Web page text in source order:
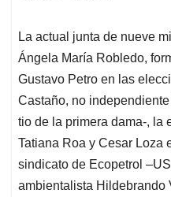
La actual junta de nueve
Ángela María Robledo,
Gustavo Petro en las
Castaño, no
tio de la primera dama-, la
Tatiana Roa y Cesar Loza
sindicato de Ecopetrol
ambientalista Hildebrando